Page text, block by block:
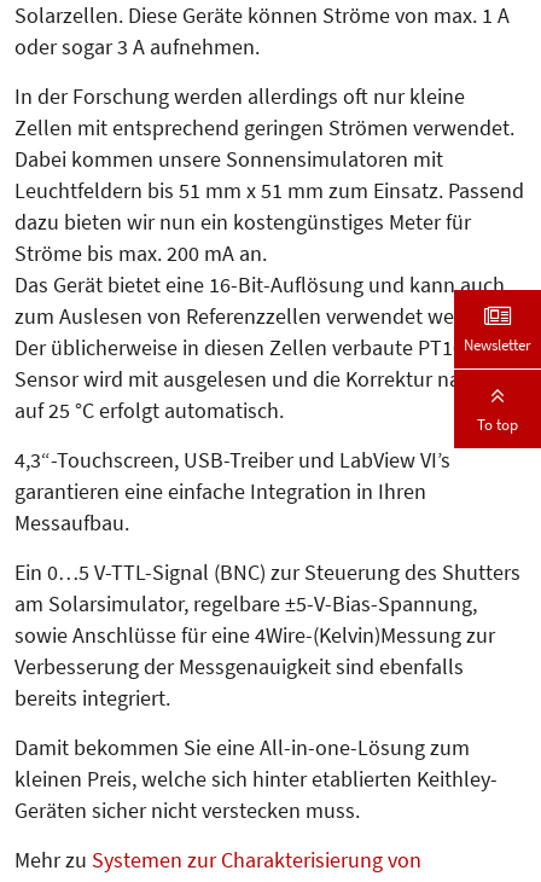
Solarzellen. Diese Geräte können Strö­me von max. 1 A
oder sogar 3 A aufnehmen.
In der Forschung werden allerdings oft nur kleine
Zellen mit entsprechend geringen Strömen verwendet.
Dabei kommen unsere Sonnensimulatoren mit
Leuchtfeldern bis 51 mm x 51 mm zum Einsatz. Passend
dazu bieten wir nun ein kostengünstiges Meter für
Ströme bis max. 200 mA an.
Das Gerät bietet eine 16-Bit-Auflösung und kann auch
zum Auslesen von Referenzzellen verwendet werden.
Der üblicherweise in diesen Zellen verbaute PT100-
Sensor wird mit ausgelesen und die Korrektur nach STC
auf 25 °C erfolgt automatisch.
4,3“-Touchscreen, USB-Treiber und LabView VI’s
garantieren eine einfache Integration in Ihren
Messaufbau.
Ein 0…5 V-TTL-Signal (BNC) zur Steuerung des Shutters
am Solar­simulator, regelbare ±5-V-Bias-Span­­nung,
sowie Anschlüsse für eine 4Wire-(Kelvin)Messung zur
Ver­bes­serung der Messgenauigkeit sind eben­falls
bereits integriert.
Damit bekommen Sie eine All-in-one-Lösung zum
kleinen Preis, welche sich hinter etablierten Keithley-
Geräten sicher nicht verstecken muss.
Mehr zu Systemen zur Charakterisierung von
Newsletter
To top